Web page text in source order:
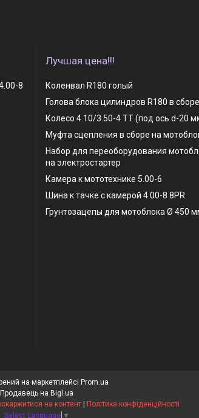
8
Лучшая цена!!!
Коленвал R180 голый
Голова блока цилиндров R180 в сборе
Колесо 4.10/3.50-4 TT (под ось d-20
Муфта сцепления в сборе на
Набор для переоборудования
на электростартер
Камера к мототехнике 5.00-6
Шина к тачке с камерой 4.00-8 8PR
Грунтозацепы для мотоблока Ø 450
на маркетплейсі Prom.ua
Продавець на Bigl.ua
на контент
Політика конфіденційності
Select Language ▼